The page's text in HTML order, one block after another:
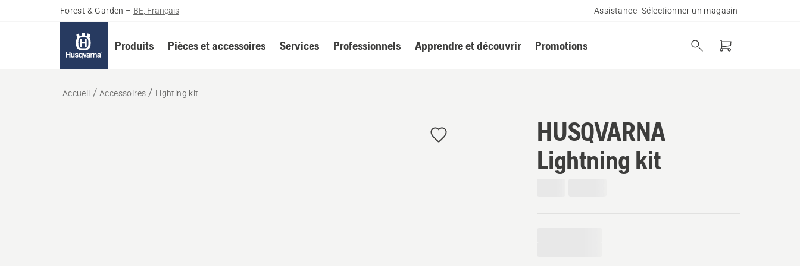
Forest & Garden – BE, Français Assistance Sélectionner un magasin
Produits Pièces et accessoires Services Professionnels Apprendre et découvrir Promotions
Accueil Accessoires Lighting kit
HUSQVARNA
Lightning kit